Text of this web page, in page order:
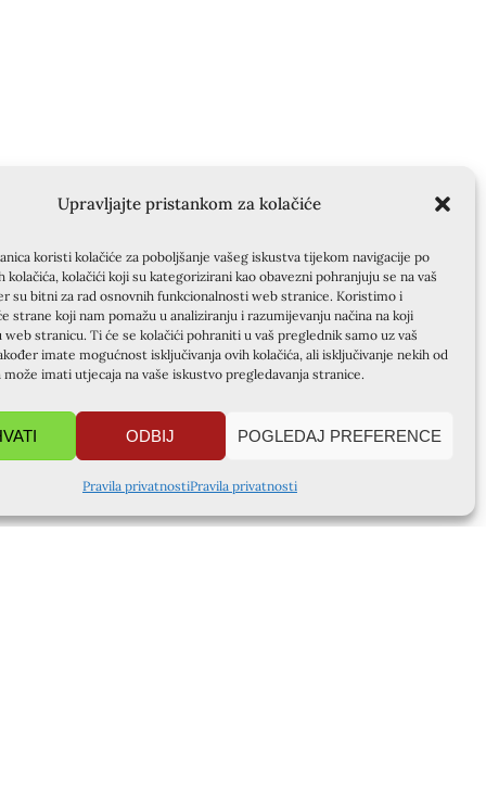
Upravljajte pristankom za kolačiće
koristi kolačiće za poboljšanje vašeg iskustva tijekom navigacije po
kolačića, kolačići koji su kategorizirani kao obavezni pohranjuju se na vaš
su bitni za rad osnovnih funkcionalnosti web stranice. Koristimo i
strane koji nam pomažu u analiziranju i razumijevanju načina na koji
stranicu. Ti će se kolačići pohraniti u vaš preglednik samo uz vaš
imate mogućnost isključivanja ovih kolačića, ali isključivanje nekih od
može imati utjecaja na vaše iskustvo pregledavanja stranice.
ODBIJ POGLEDAJ PREFERENCE
Pravila privatnostiPravila privatnosti